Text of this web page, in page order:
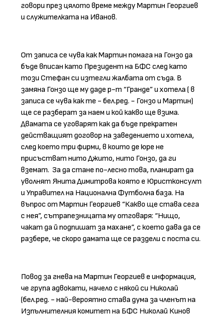
говори през цялото време между Мартин Георгиев
и служителката на Иванов.
От записа се чува как Мартин помага на Гонзо да
бъде вписан като Президент на БФС след като
този Стефан си изтегли жалбата от съда. В
замяна Гонзо ще му даде р-т “Гранде” и хотела ( в
записа се чува как те - бел.ред. - Гонзо и Мартин)
ще се разберат за наем и кой какво ще взима.
Двамата се уговарят как да бъде прекратен
действащият договор на заведението и хотела,
след което три фирми, в които де юре не
присъстват нито Джито, нито Гонзо, да ги
вземат. За да стане по-лесно това, планират да
уволнят Янита Димитрова която е Юристконсулт
и Управител на Национална Футболна база. На
въпрос от Мартин Георгиев “Какво ще става сега
с нея”, сътрапезницата му отговаря: “Нищо,
чакат да й подпишат за махане”, с което дава да се
разбере, че скоро дамата ще се раздели с поста си.
Повод за гнева на Мартин Георгиев е информация,
че група адвокати, начело с някой си Николай
(бел.ред. - най-вероятно става дума за членът на
Изпълнителния комитет на БФС Николай Кинов